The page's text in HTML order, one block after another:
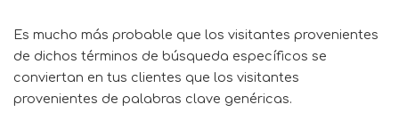
Es mucho más probable que los visitantes provenientes
de dichos términos de búsqueda específicos se
conviertan en tus clientes que los visitantes
provenientes de palabras clave genéricas.